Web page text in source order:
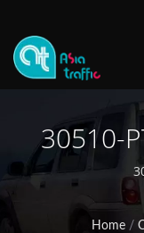
30510-
Home /